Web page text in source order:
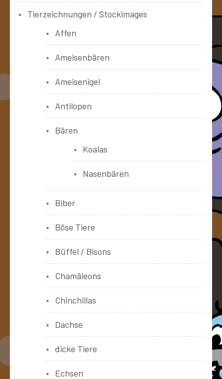
Tierzeichnungen / Stockimages
Affen
Ameisenbären
Ameisenigel
Antilopen
Bären
Koalas
Nasenbären
Biber
Böse Tiere
Büffel / Bisons
Chamäleons
Chinchillas
Dachse
dicke Tiere
Echsen